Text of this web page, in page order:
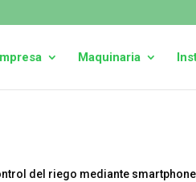
Maquinaria
del riego mediante